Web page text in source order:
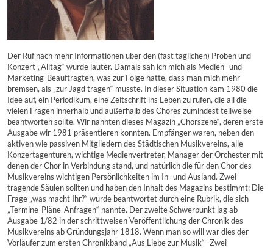
Der Ruf nach mehr Informationen über den (fast täglichen) Proben und
Konzert-„Alltag“ wurde lauter. Damals sah ich mich als Medien- und
Marketing-Beauftragten, was zur Folge hatte, dass man mich mehr
bremsen, als „zur Jagd tragen“ musste. In dieser Situation kam 1980 die
Idee auf, ein Periodikum, eine Zeitschrift ins Leben zu rufen, die all die
vielen Fragen innerhalb und außerhalb des Chores zumindest teilweise
beantworten sollte. Wir nannten dieses Magazin „Chorszene“, deren erste
Ausgabe wir 1981 präsentieren konnten. Empfänger waren, neben den
aktiven wie passiven Mitgliedern des Städtischen Musikvereins, alle
Konzertagenturen, wichtige Medienvertreter, Manager der Orchester mit
denen der Chor in Verbindung stand, und natürlich die für den Chor des
Musikvereins wichtigen Persönlichkeiten im In- und Ausland. Zwei
tragende Säulen sollten und haben den Inhalt des Magazins bestimmt: Die
Frage „was macht Ihr?“ wurde beantwortet durch eine Rubrik, die sich
„Termine-Pläne-Anfragen“ nannte. Der zweite Schwerpunkt lag ab
Ausgabe 1/82 in der schrittweisen Veröffentlichung der Chronik des
Musikvereins ab Gründungsjahr 1818. Wenn man so will war dies der
Vorläufer zum ersten Chronikband „Aus Liebe zur Musik“ -Zwei